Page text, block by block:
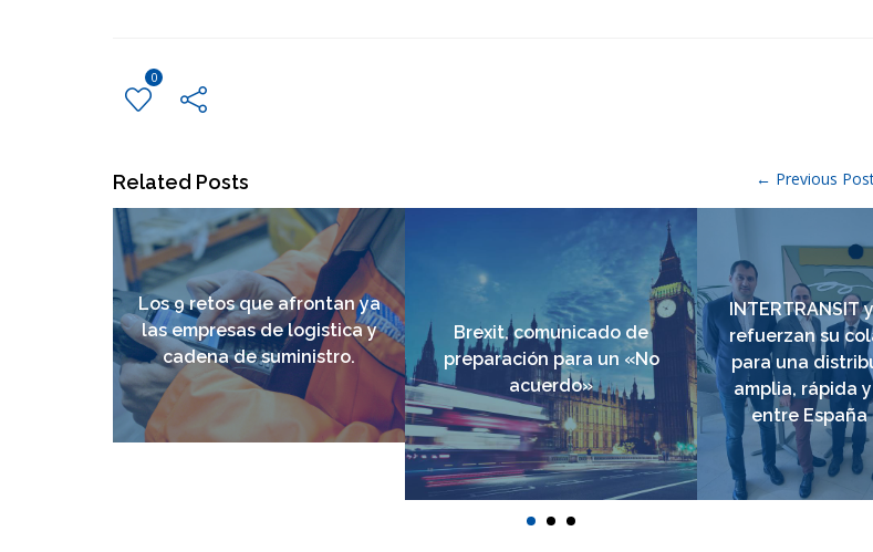
0
Related Posts ← Previous
Los 9 retos que afrontan ya
las empresas de logistica y
cadena de suministro.
Brexit, comunicado de
preparación para un «No
acuerdo»
INTERTRANSIT
refuerzan su
para una
amplia, rápida
entre España